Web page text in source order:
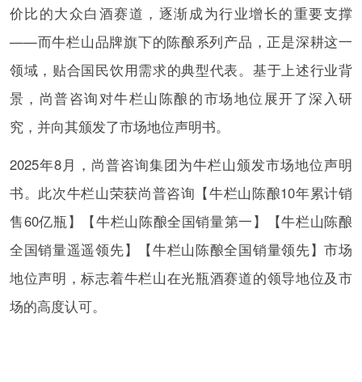
价比的大众白酒赛道，逐渐成为行业增长的重要支撑
——而牛栏山品牌旗下的陈酿系列产品，正是深耕这一
领域，贴合国民饮用需求的典型代表。基于上述行业背
景，尚普咨询对牛栏山陈酿的市场地位展开了深入研
究，并向其颁发了市场地位声明书。
2025年8月，尚普咨询集团为牛栏山颁发市场地位声明
书。此次牛栏山荣获尚普咨询【牛栏山陈酿10年累计销
售60亿瓶】【牛栏山陈酿全国销量第一】【牛栏山陈酿
全国销量遥遥领先】【牛栏山陈酿全国销量领先】市场
地位声明，标志着牛栏山在光瓶酒赛道的领导地位及市
场的高度认可。